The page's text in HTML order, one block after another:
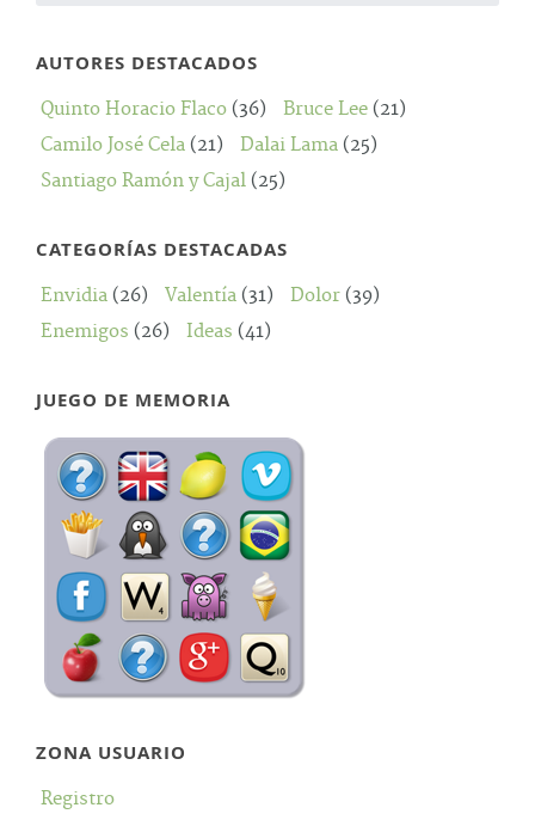
AUTORES DESTACADOS
Quinto Horacio Flaco (36) Bruce Lee (21)
Camilo José Cela (21) Dalai Lama (25)
Santiago Ramón y Cajal (25)
CATEGORÍAS DESTACADAS
Envidia (26) Valentía (31) Dolor (39)
Enemigos (26) Ideas (41)
JUEGO DE MEMORIA
ZONA USUARIO
Registro